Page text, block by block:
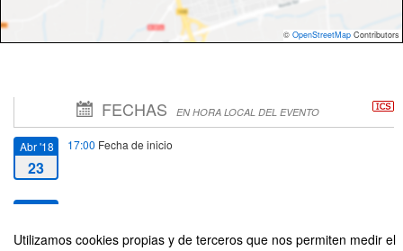
Utilizamos cookies propias y de terceros que nos permiten medir el
© OpenStreetMap Contributors
FECHAS EN HORA LOCAL DEL EVENTO
Abr '18
23
17:00 Fecha de inicio
Abr '18
23